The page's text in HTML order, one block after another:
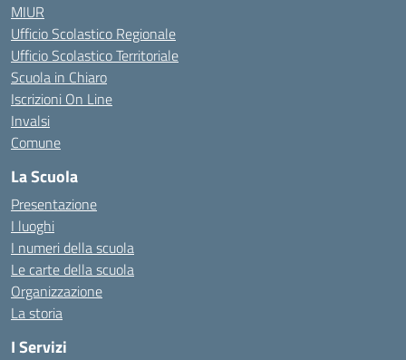
MIUR
Ufficio Scolastico Regionale
Ufficio Scolastico Territoriale
Scuola in Chiaro
Iscrizioni On Line
Invalsi
Comune
La Scuola
Presentazione
I luoghi
I numeri della scuola
Le carte della scuola
Organizzazione
La storia
I Servizi